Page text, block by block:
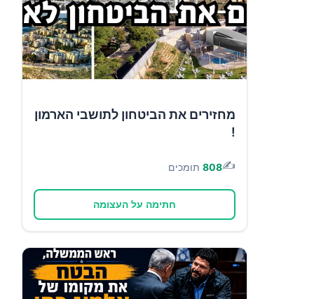
מחזירים את הביטחון לתושבי הארמון
!
✍️
808 תומכים
חתימה על העצומה